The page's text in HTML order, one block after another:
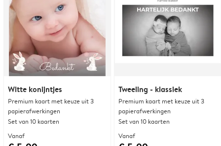
Witte konijntjes
Premium kaart met keuze uit 3
papierafwerkingen
Set van 10 kaarten
Vanaf
Tweeling - klassiek
Premium kaart met keuze uit 3
papierafwerkingen
Set van 10 kaarten
Vanaf